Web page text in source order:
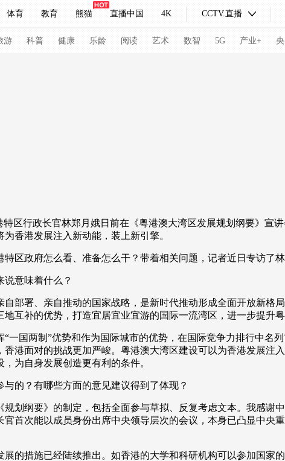
体育 教育 熊猫 直播中国 4K CCTV.直播
妙语 热解读 天天学习
持人 下载央视影音
游 科普 健康 乐龄 阅读 艺术 数智 5G 产业+
会 CBA NBA 中超 国足
体育江湖 文化体育 冰雪道路 足球道路
云起 超级工厂 智敬中国 全民健康 颜选攻略 海洋 时
热播榜 总台企业白名单
行政长官林郑月娥日前在《粤港澳大湾区发展规划纲要》宣
香港发展注入新动能，装上新引擎。
政府怎么看、准备怎么干？带着相关问题，记者近日专访了林
意味着什么？
署、亲自推动的国家战略，是新时代推动形成全面开放新格局
互补的优势，打造宜居宜业宜游的国际一流湾区，进一步提升
两制”优势和作为国际城市的优势，在国际竞争力排行中名
港面对的挑战更加严峻。粤港澳大湾区建设可以为香港发展注
为自身发展创造更有利的条件。
？有哪些方面的意见建议得到了体现？
纲要》的制定，包括全面参与草拟、反复考虑文本。我感谢
首次能以成员身份出席中央领导层次的会议，本身已凸显中央
措施已经陆续推出。如香港的大学和科研机构可以参加国家